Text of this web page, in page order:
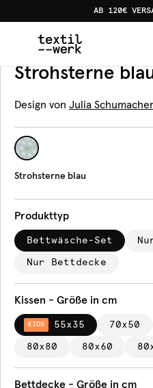
AB 120€
Produkte
Bettwäsche
Strohsterne
Design von Julia Schumacher
Strohsterne blau
Produkttyp
Bettwäsche-Set
Nur Bettdecke
Kissen - Größe in cm
KIDS 55x35 70x50
80x80 80x60
Bettdecke - Größe in cm